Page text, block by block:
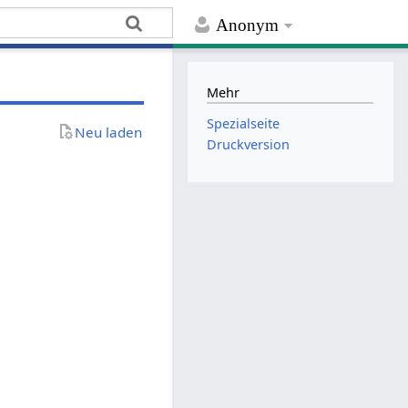
Anonym
Neu laden
Mehr
Spezialseite
Druckversion